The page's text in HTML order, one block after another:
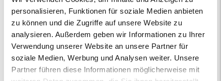
personalisieren, Funktionen für soziale Medien anbieten
zu können und die Zugriffe auf unsere Website zu
analysieren. Außerdem geben wir Informationen zu Ihrer
Verwendung unserer Website an unsere Partner für
soziale Medien, Werbung und Analysen weiter. Unsere
Partner führen diese Informationen möglicherweise mit
Edelsteinfarbe Diamant
Artikelnummer 57023